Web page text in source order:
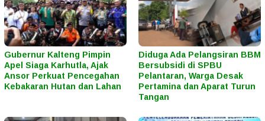
Gubernur Kalteng Pimpin
Apel Siaga Karhutla, Ajak
Ansor Perkuat Pencegahan
Kebakaran Hutan dan Lahan
Diduga Ada Pelangsiran BBM
Bersubsidi di SPBU
Pelantaran, Warga Desak
Pertamina dan Aparat Turun
Tangan